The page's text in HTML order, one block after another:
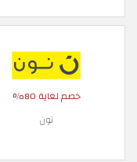
خصم لغاية 80%
نون